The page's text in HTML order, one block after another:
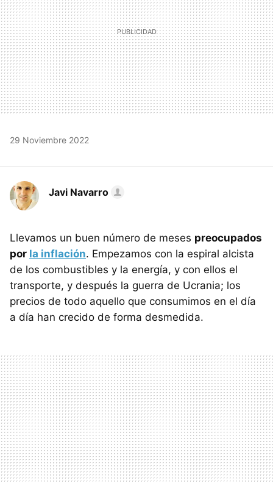
29 Noviembre 2022
Javi Navarro
Llevamos un buen número de meses preocupados
por la inflación. Empezamos con la espiral alcista
de los combustibles y la energía, y con ellos el
transporte, y después la guerra de Ucrania; los
precios de todo aquello que consumimos en el día
a día han crecido de forma desmedida.